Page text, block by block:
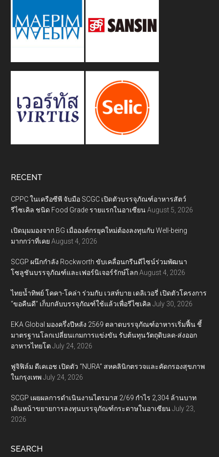
RECENT
CPPC ในเครือซีพี จับมือ SCGC เปิดตัวบรรจุภัณฑ์อาหารสัตว์
รีไซเคิล ชนิด Food Grade รายแรกในอาเซียน August 5, 2026
เปิดมุมมองจาก BG เมื่อองค์กรยุคใหม่ต้องลงทุนกับ Well-being
มากกว่าที่เคย August 4, 2026
SCGP ผนึกกำลัง Rockworth ขับเคลื่อนกรีนดีไซน์ร่วมพัฒนา
โซลูชันบรรจุภัณฑ์และเฟอร์นิเจอร์รักษ์โลก August 4, 2026
ไทยน้ำทิพย์ โคคา-โคล่า ร่วมกับ เวสท์บาย เดลิเวอรี่ เปิดตัวโครงการ
“ขอคืนดี” เก็บกลับบรรจุภัณฑ์ใช้แล้วเพื่อรีไซเคิล July 30, 2026
EKA Global มองครึ่งปีหลัง 2569 ตลาดบรรจุภัณฑ์อาหารเริ่มฟื้น ชี้
มาตรฐานโลกเปลี่ยนเกมการแข่งขัน รับต้นทุนวัตถุดิบลด-ส่งออก
อาหารไทยโต July 24, 2026
ฟูจิฟิล์ม ดีเคเอช เปิดตัว “NURA” สหคลินิกตรวจและคัดกรองสุขภาพ
ในกรุงเทพ July 24, 2026
SCGP เผยผลการดำเนินงานไตรมาส 2/69 กำไร 2,304 ล้านบาท
เดินหน้าขยายการลงทุนบรรจุภัณฑ์กระดาษในอาเซียน July 23,
2026
SEARCH